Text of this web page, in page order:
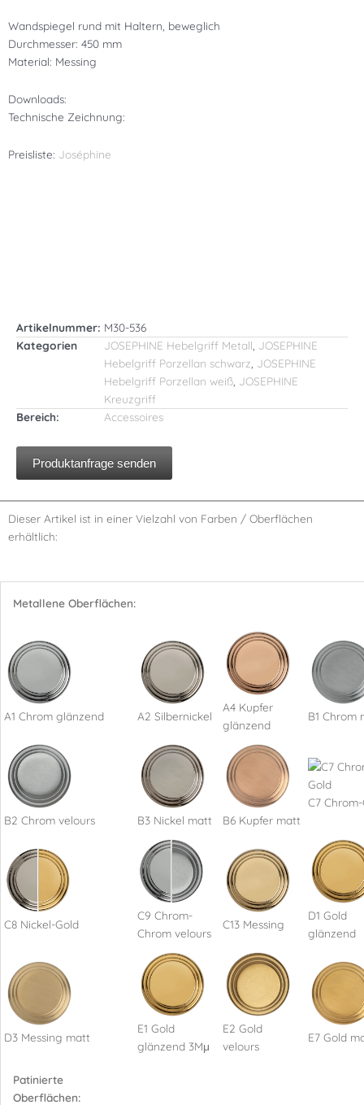
Wandspiegel rund mit Haltern, beweglich
Durchmesser: 450 mm
Material: Messing
Downloads:
Technische Zeichnung:
Preisliste: Joséphine
Artikelnummer: M30-536
Kategorien
JOSEPHINE Hebelgriff Metall JOSEPHINE
Hebelgriff Porzellan schwarz JOSEPHINE
Hebelgriff Porzellan weiß JOSEPHINE
Kreuzgriff
Bereich:
Accessoires
Produktanfrage senden
Dieser Artikel ist in einer Vielzahl von Farben / Oberflächen
erhältlich:
Metallene Oberflächen:
A1 Chrom glänzend A2 Silbernickel
A4 Kupfer
glänzend
B1 Chrom
B2 Chrom velours B3 Nickel matt B6 Kupfer matt
C7
C8 Nickel-Gold
C9 Chrom-
Chrom velours
C13 Messing
D1 Gold
glänzend
D3 Messing matt
E1 Gold
glänzend 3Mμ
E2 Gold
velours
E7 Gold
Patinierte
Oberflächen: